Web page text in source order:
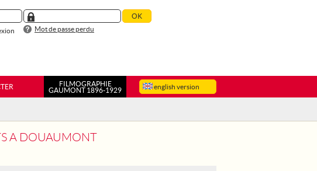
Mot de passe perdu
english version
FILMOGRAPHIE
GAUMONT 1896-1929
A DOUAUMONT